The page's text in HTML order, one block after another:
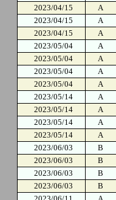
2023/04/15
A
2023/04/15
A
2023/04/15
A
2023/05/04
A
2023/05/04
A
2023/05/04
A
2023/05/04
A
2023/05/14
A
2023/05/14
A
2023/05/14
A
2023/05/14
A
2023/06/03
B
2023/06/03
B
2023/06/03
B
2023/06/03
B